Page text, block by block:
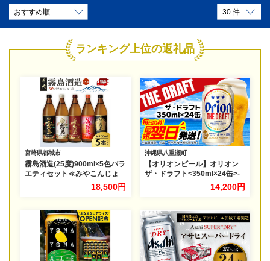
ランキング上位の返礼品
宮崎県都城市
霧島酒造(25度)900ml×5色バラ
エティセット≪みやこんじょ
特急便≫_18E-38-002-Q18,500円
沖縄県八重瀬町
【オリオンビール】オリオン
ザ・ドラフト<350ml×24缶>-
ビール オリオン ビール 1ケー
ス 350ml 24本 すっきり 飲み
アル おすすめ 沖縄県 八重瀬町
【価格改定YI】
14,200円